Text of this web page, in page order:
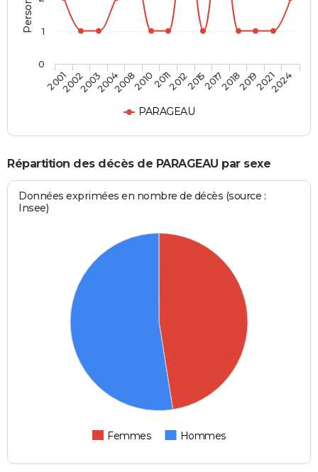
PARAGEAU
20012002200320042008201020112012201520172018201920212024
0
1
Répartition des décès de PARAGEAU par sexe
Données exprimées en nombre de décès (source :
Insee)
Femmes Hommes